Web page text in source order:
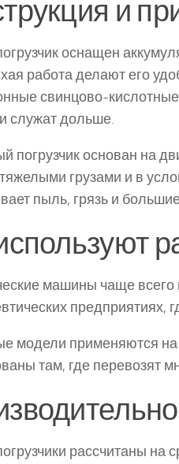
и
оснащен
работа делают его
свинцово-
служат дольше.
погрузчик основан на
грузами и в
пыль, грязь и большие
машины чаще
предприятиях,
модели применяются
там, где перевозят
рассчитаны на